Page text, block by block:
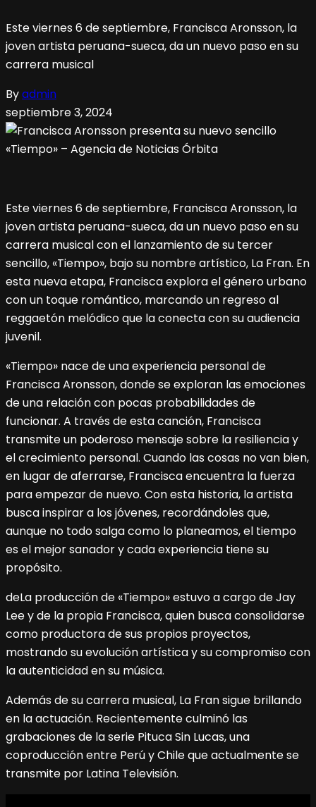
Este viernes 6 de septiembre, Francisca Aronsson, la
joven artista peruana-sueca, da un nuevo paso en su
carrera musical
Byadmin
septiembre 3, 2024
Este viernes 6 de septiembre, Francisca Aronsson, la
joven artista peruana-sueca, da un nuevo paso en su
carrera musical con el lanzamiento de su tercer
sencillo, «Tiempo», bajo su nombre artístico, La Fran. En
esta nueva etapa, Francisca explora el género urbano
con un toque romántico, marcando un regreso al
reggaetón melódico que la conecta con su audiencia
juvenil.
«Tiempo» nace de una experiencia personal de
Francisca Aronsson, donde se exploran las emociones
de una relación con pocas probabilidades de
funcionar. A través de esta canción, Francisca
transmite un poderoso mensaje sobre la resiliencia y
el crecimiento personal. Cuando las cosas no van bien,
en lugar de aferrarse, Francisca encuentra la fuerza
para empezar de nuevo. Con esta historia, la artista
busca inspirar a los jóvenes, recordándoles que,
aunque no todo salga como lo planeamos, el tiempo
es el mejor sanador y cada experiencia tiene su
propósito.
deLa producción de «Tiempo» estuvo a cargo de Jay
Lee y de la propia Francisca, quien busca consolidarse
como productora de sus propios proyectos,
mostrando su evolución artística y su compromiso con
la autenticidad en su música.
Además de su carrera musical, La Fran sigue brillando
en la actuación. Recientemente culminó las
grabaciones de la serie Pituca Sin Lucas, una
coproducción entre Perú y Chile que actualmente se
transmite por Latina Televisión.